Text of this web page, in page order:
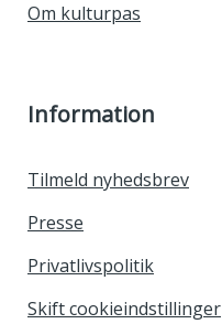
Om kulturpas
Information
Tilmeld nyhedsbrev
Presse
Privatlivspolitik
Skift cookieindstillinger